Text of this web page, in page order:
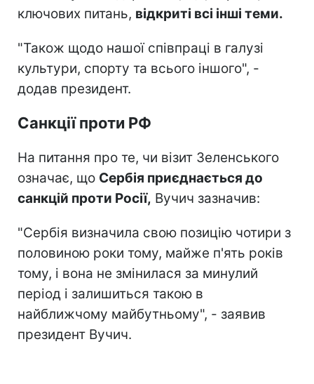
ключових питань, відкриті всі інші теми.
"Також щодо нашої співпраці в галузі
культури, спорту та всього іншого", -
додав президент.
Санкції проти РФ
На питання про те, чи візит Зеленського
означає, що Сербія приєднається до
санкцій проти Росії, Вучич зазначив:
"Сербія визначила свою позицію чотири з
половиною роки тому, майже п'ять років
тому, і вона не змінилася за минулий
період і залишиться такою в
найближчому майбутньому", - заявив
президент Вучич.